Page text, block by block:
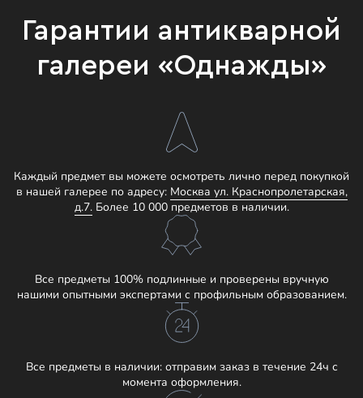
Гарантии антикварной
галереи «Однажды»
Каждый предмет вы можете осмотреть лично перед покупкой
в нашей галерее по адресу: Москва ул. Краснопролетарская,
д.7.Более 10 000 предметов в наличии.
Все предметы 100% подлинные и проверены вручную
нашими опытными экспертами с профильным образованием.
Все предметы в наличии: отправим заказ в течение 24ч с
момента оформления.